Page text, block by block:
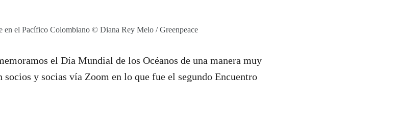
en el Pacífico Colombiano © Diana Rey Melo / Greenpeace
el Día Mundial de los Océanos de una manera muy
socios y socias vía Zoom en lo que fue el segundo Encuentro